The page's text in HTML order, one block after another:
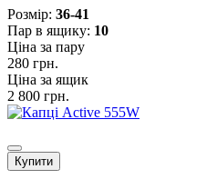
Розмiр: 36-41
Пар в ящику: 10
Ціна за пару
280 грн.
Ціна за ящик
2 800 грн.
Купити